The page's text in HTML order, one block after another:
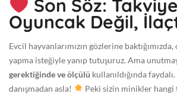
Son Söz:
Oyuncak Değil,
Evcil hayvanlarımızın gözlerine
yapma isteğiyle yanıp tutuşuruz. Ama
gerektiğinde ve ölçülü kullanıldığında
danışmadan asla!
Peki sizin minikler hangi